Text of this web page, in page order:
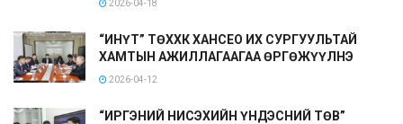
2026-04-18
“ИНҮТ” ТӨХХК ХАНСЕО ИХ СУРГУУЛЬТАЙ
ХАМТЫН АЖИЛЛАГААГАА ӨРГӨЖҮҮЛНЭ
2026-04-12
“ИРГЭНИЙ НИСЭХИЙН ҮНДЭСНИЙ ТӨВ”